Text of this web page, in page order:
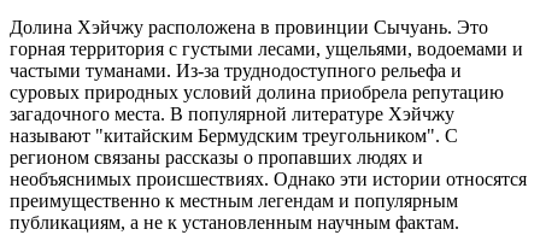
Долина Хэйчжу расположена в провинции Сычуань. Это
горная территория с густыми лесами, ущельями, водоемами и
частыми туманами. Из-за труднодоступного рельефа и
суровых природных условий долина приобрела репутацию
загадочного места. В популярной литературе Хэйчжу
называют "китайским Бермудским треугольником". С
регионом связаны рассказы о пропавших людях и
необъяснимых происшествиях. Однако эти истории относятся
преимущественно к местным легендам и популярным
публикациям, а не к установленным научным фактам.